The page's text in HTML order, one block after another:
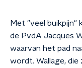
Met "veel buikpijn"
de PvdA Jacques
waarvan het pad
wordt. Wallage,